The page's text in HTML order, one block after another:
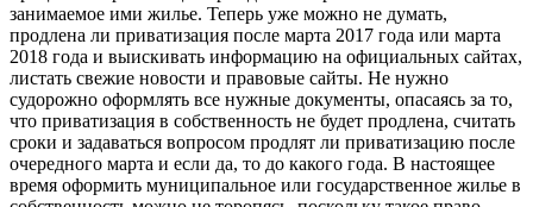
занимаемое ими жилье. Теперь уже можно не думать,
продлена ли приватизация после марта 2017 года или марта
2018 года и выискивать информацию на официальных сайтах,
листать свежие новости и правовые сайты. Не нужно
судорожно оформлять все нужные документы, опасаясь за то,
что приватизация в собственность не будет продлена, считать
сроки и задаваться вопросом продлят ли приватизацию после
очередного марта и если да, то до какого года. В настоящее
время оформить муниципальное или государственное жилье в